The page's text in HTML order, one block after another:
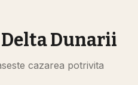
Dunarii
cazarea potrivita